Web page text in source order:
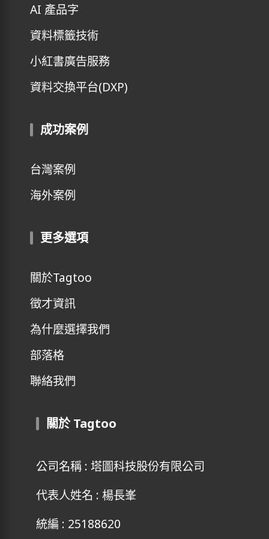
AI 產品字
資料標籤技術
小紅書廣告服務
資料交換平台(DXP)
成功案例
台灣案例
海外案例
更多選項
關於Tagtoo
徵才資訊
為什麼選擇我們
部落格
聯絡我們
關於 Tagtoo
公司名稱 : 塔圖科技股份有限公司
代表人姓名 : 楊長峯
統編 : 25188620